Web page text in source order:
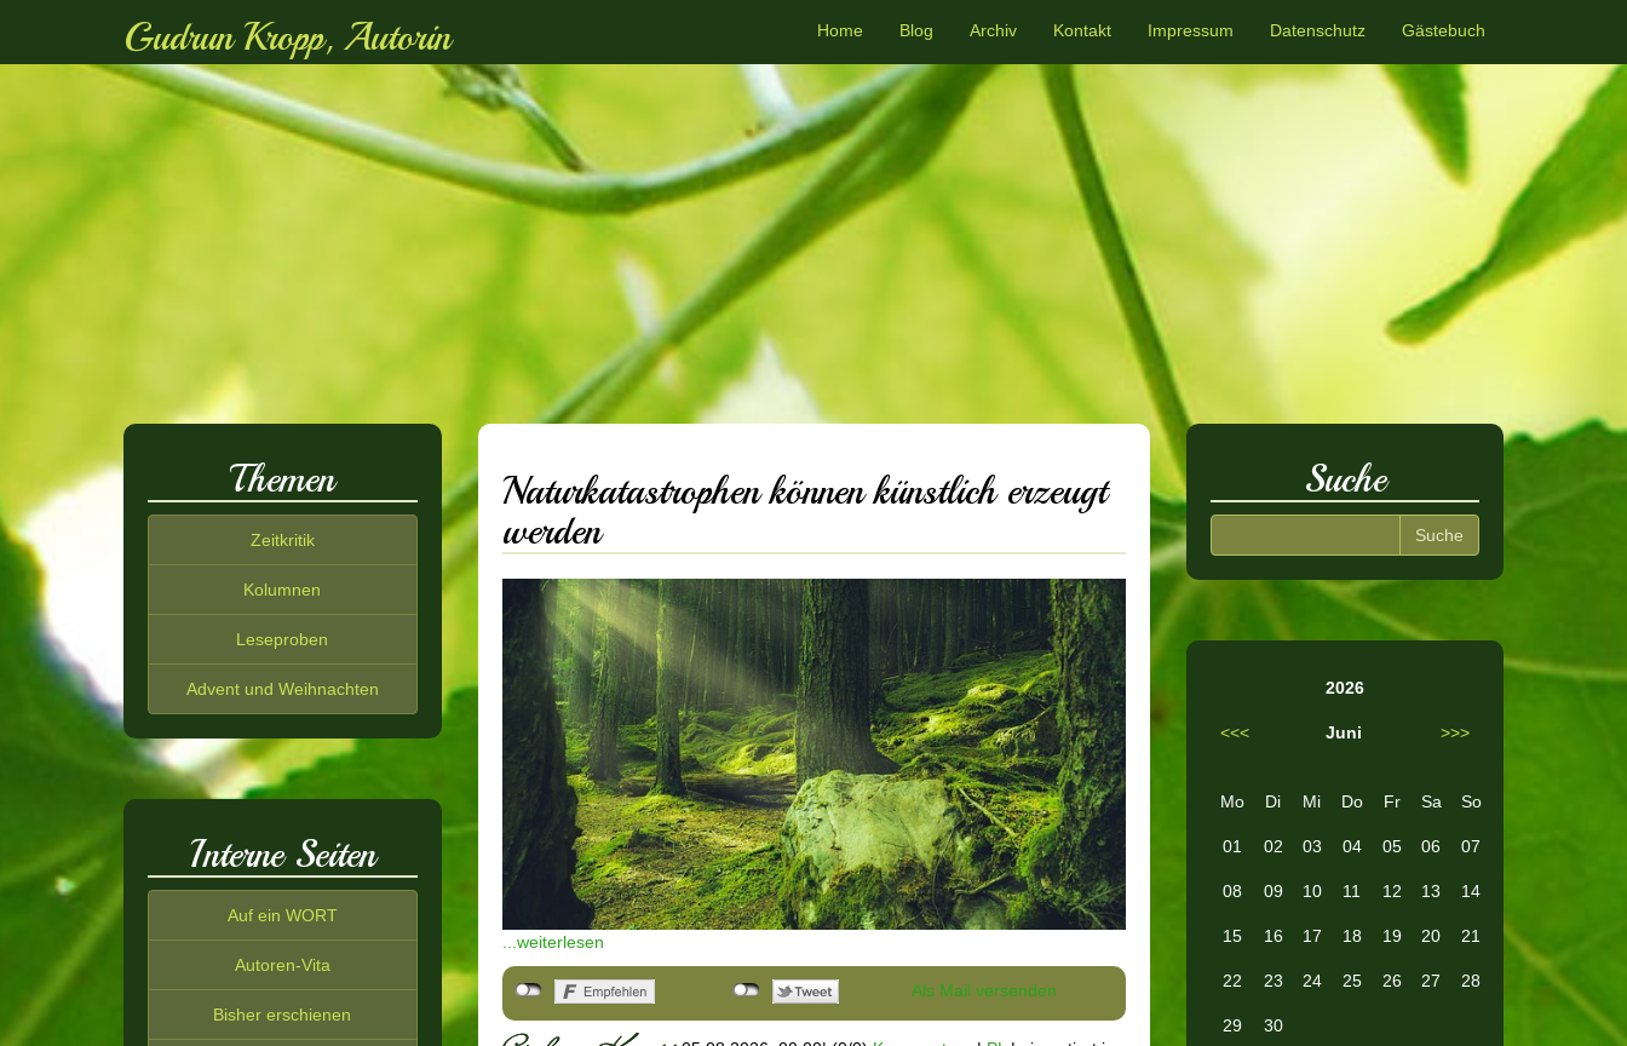
Gudrun Kropp, Autorin Home Blog Archiv Kontakt Impressum Datenschutz Gästebuch
Naturkatastrophen können künstlich erzeugt
werden
...weiterlesen
Als Mail versenden
Themen
Zeitkritik
Kolumnen
Leseproben
Advent und Weihnachten
Interne Seiten
Auf ein WORT
Autoren-Vita
Bisher erschienen
Suche
2026
<<< Juni >>>
Mo Di Mi Do Fr Sa So
01 02 03 04 05 06 07
08 09 10 11 12 13 14
15 16 17 18 19 20 21
22 23 24 25 26 27 28
29 30